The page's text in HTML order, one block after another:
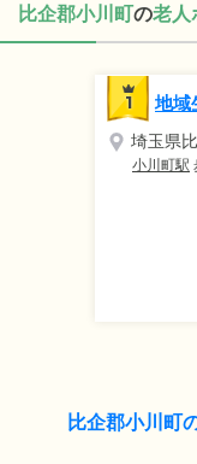
比企郡小川町の老人
1 地域
埼玉県
小川町駅
比企郡小川町